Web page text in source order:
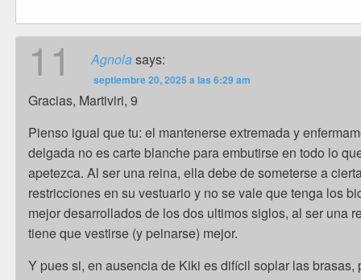
11 Agnolasays:
septiembre 20, 2025 a las 6:29 am
Gracias, Martiviri, 9
Pienso igual que tu: el mantenerse extremada y
delgada no es carte blanche para embutirse en todo lo
apetezca. Al ser una reina, ella debe de someterse a
restricciones en su vestuario y no se vale que tenga los
mejor desarrollados de los dos ultimos siglos, al ser una
tiene que vestirse (y peinarse) mejor.
Y pues si, en ausencia de Kiki es difícil soplar las brasas,